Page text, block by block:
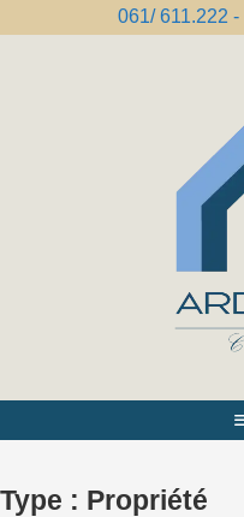
061/ 611.222 -
Type : Propriété